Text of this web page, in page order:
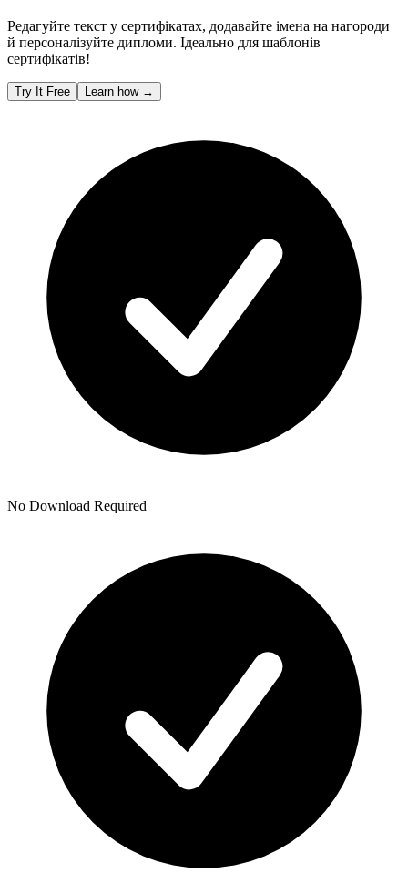
Редагуйте текст у сертифікатах, додавайте імена на нагороди
й персоналізуйте дипломи. Ідеально для шаблонів
сертифікатів!
Try It Free Learn how →
No Download Required